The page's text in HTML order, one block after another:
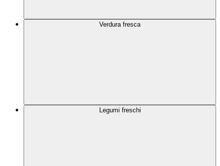
Verdura fresca
Legumi freschi